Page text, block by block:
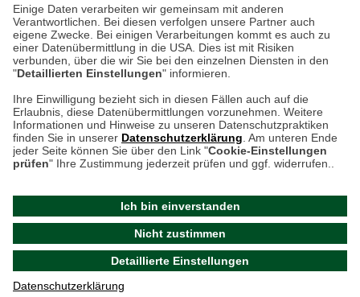
Einige Daten verarbeiten wir gemeinsam mit anderen
Verantwortlichen. Bei diesen verfolgen unsere Partner auch
eigene Zwecke. Bei einigen Verarbeitungen kommt es auch zu
einer Datenübermittlung in die USA. Dies ist mit Risiken
verbunden, über die wir Sie bei den einzelnen Diensten in den
"Detaillierten Einstellungen" informieren.
Ihre Einwilligung bezieht sich in diesen Fällen auch auf die
Erlaubnis, diese Datenübermittlungen vorzunehmen. Weitere
Informationen und Hinweise zu unseren Datenschutzpraktiken
finden Sie in unserer Datenschutzerklärung . Am unteren Ende
jeder Seite können Sie über den Link "Cookie-Einstellungen
prüfen" Ihre Zustimmung jederzeit prüfen und ggf. widerrufen..
Ich bin einverstanden
Nicht zustimmen
Detaillierte Einstellungen
Datenschutzerklärung
Kontakt
Umwelt und Entsorgung
Zur Echtheit von Bewertungen
Hinweisgeber-Schutzgesetz
Barrierefreiheit unserer Website
Aktuelle Cookie-Einstellungen prüfen
am 08.08.2026 um 12:47
2024 THE BRITISH SHOP
Versandhandel GmbH & Co. KG
Cookie-Einstellungen in Ihrem Browser
ACHTUNG!
Ihr Browser speichert aktuell keine Cookies!
Leider können Sie in diesem Fall unseren Online-Shop
Bitte stellen Sie sicher, dass Ihr Browser unsere funktionalen
Cookies für die Dauer Ihres Besuchs auf unserer Website
akzeptiert. Unabhängig davon können Sie entscheiden,
welche zustimmungspflichtigen Cookies wir setzen dürfen.